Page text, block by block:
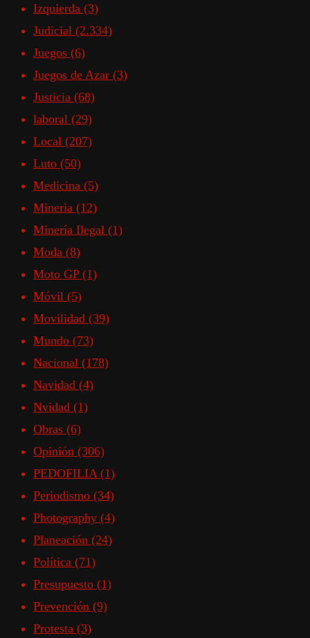
Izquierda (3)
Judicial (2.334)
Juegos (6)
Juegos de Azar (3)
Justicia (68)
laboral (29)
Local (207)
Luto (50)
Medicina (5)
Mineria (12)
Minería Ilegal (1)
Moda (8)
Moto GP (1)
Móvil (5)
Movilidad (39)
Mundo (73)
Nacional (178)
Navidad (4)
Nvidad (1)
Obras (6)
Opinión (306)
PEDOFILIA (1)
Periodismo (34)
Photography (4)
Planeación (24)
Política (71)
Presupuesto (1)
Prevención (9)
Protesta (3)